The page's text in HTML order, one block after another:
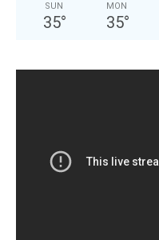
SUN
35°
MON
35°